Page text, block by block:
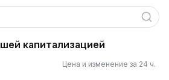
капитализацией
Цена и изменение за 24 ч.